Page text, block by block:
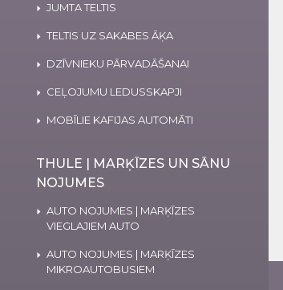
JUMTA TELTIS
TELTIS UZ SAKABES ĀĶA
DZĪVNIEKU PĀRVADĀŠANAI
CEĻOJUMU LEDUSSKAPJI
MOBĪLIE KAFIJAS AUTOMĀTI
THULE | MARĶĪZES UN SĀNU
NOJUMES
AUTO NOJUMES | MARĶĪZES
VIEGLAJIEM AUTO
AUTO NOJUMES | MARĶĪZES
MIKROAUTOBUSIEM